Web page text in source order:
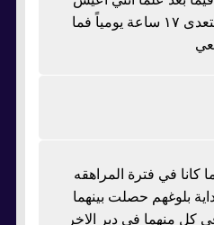
في كندا وفترة الصيام تتعدى ١٧ ساعة يومياً فما
كانا في فترة المراهقه
بلوغهم حصلت بينهما
كل منهما في دبر الاخر